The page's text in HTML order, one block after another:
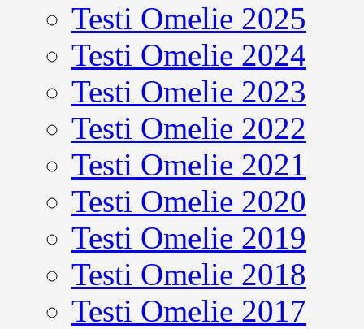
Testi Omelie 2025
Testi Omelie 2024
Testi Omelie 2023
Testi Omelie 2022
Testi Omelie 2021
Testi Omelie 2020
Testi Omelie 2019
Testi Omelie 2018
Testi Omelie 2017